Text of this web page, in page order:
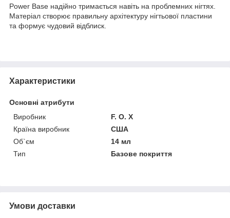
Power Base надійно тримається навіть на проблемних нігтях.
Матеріал створює правильну архітектуру нігтьової пластини
та формує чудовий відблиск.
Характеристики
Основні атрибути
Виробник
F. O. X
Країна виробник
США
Об`єм
14 мл
Тип
Базове покриття
Умови доставки